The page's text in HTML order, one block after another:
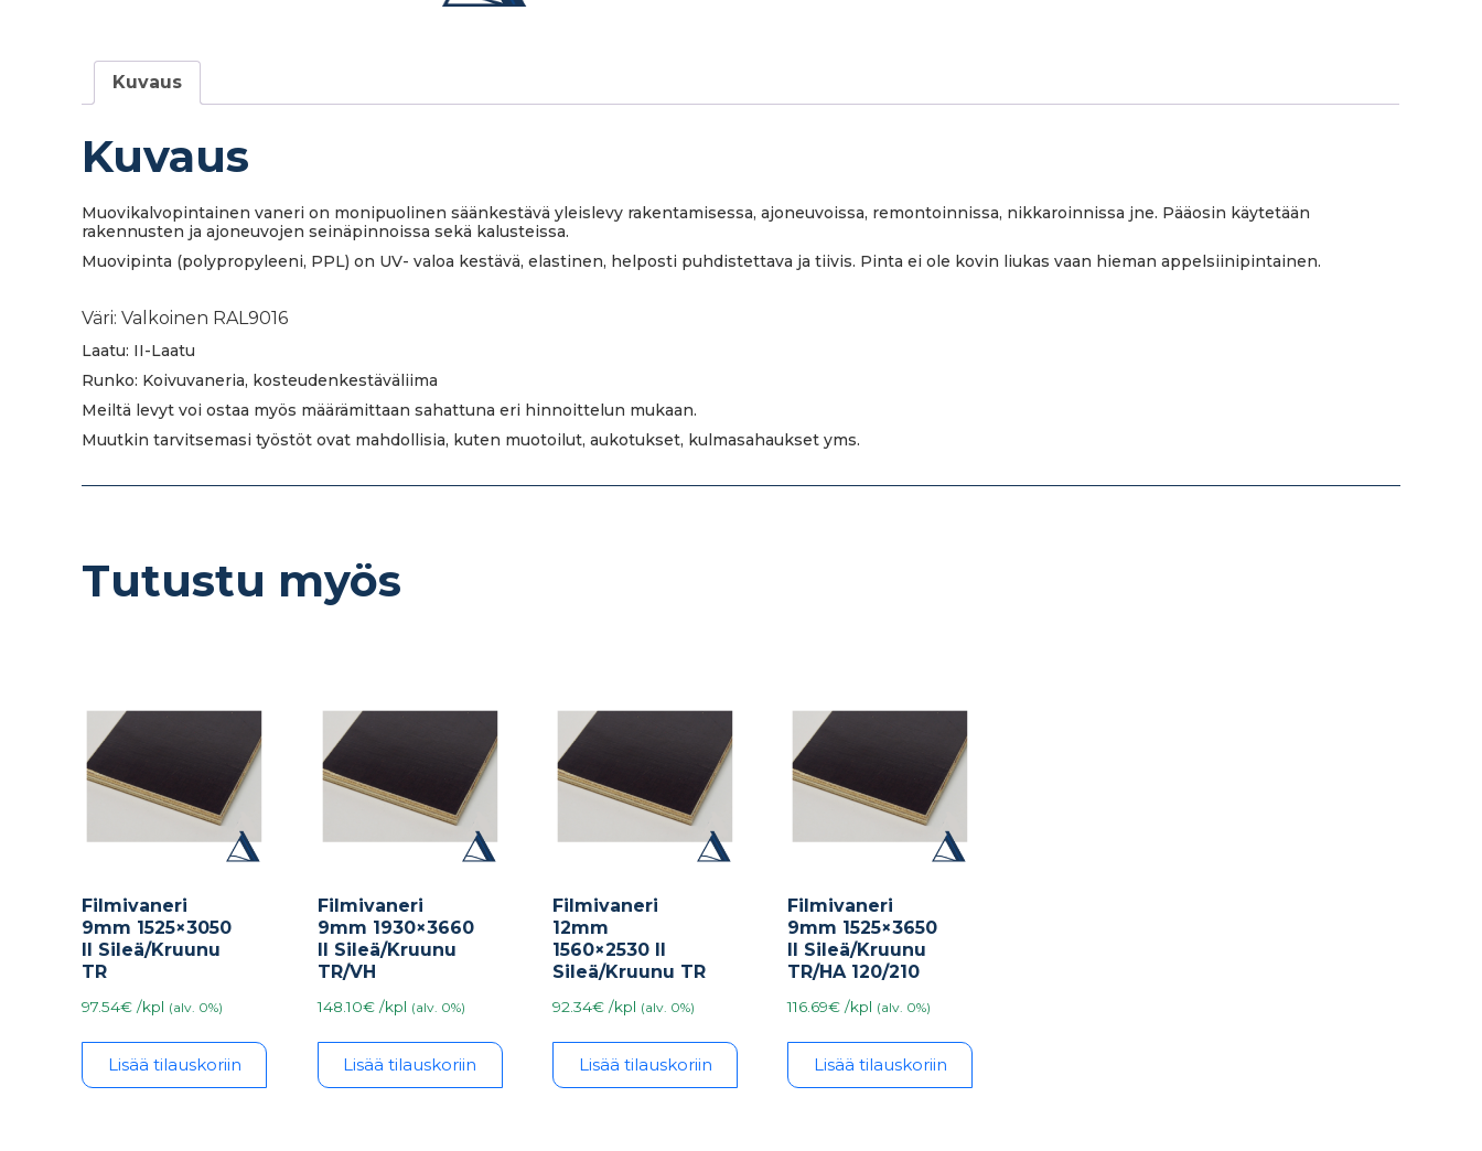
Kuvaus
Kuvaus
Muovikalvopintainen vaneri on monipuolinen säänkestävä yleislevy rakentamisessa, ajoneuvoissa, remontoinnissa, nikkaroinnissa jne. Pääosin käytetään
rakennusten ja ajoneuvojen seinäpinnoissa sekä kalusteissa.
Muovipinta (polypropyleeni, PPL) on UV- valoa kestävä, elastinen, helposti puhdistettava ja tiivis. Pinta ei ole kovin liukas vaan hieman appelsiinipintainen.
Väri: Valkoinen RAL9016
Laatu: II-Laatu
Runko: Koivuvaneria, kosteudenkestäväliima
Meiltä levyt voi ostaa myös määrämittaan sahattuna eri hinnoittelun mukaan.
Muutkin tarvitsemasi työstöt ovat mahdollisia, kuten muotoilut, aukotukset, kulmasahaukset yms.
Tutustu myös
Filmivaneri
9mm 1525×3050
II Sileä/Kruunu
TR
97.54€ /kpl (alv. 0%)
Lisää tilauskoriin
Filmivaneri
9mm 1930×3660
II Sileä/Kruunu
TR/VH
148.10€ /kpl (alv. 0%)
Lisää tilauskoriin
Filmivaneri
12mm
1560×2530 II
Sileä/Kruunu TR
92.34€ /kpl (alv. 0%)
Lisää tilauskoriin
Filmivaneri
9mm 1525×3650
II Sileä/Kruunu
TR/HA 120/210
116.69€ /kpl (alv. 0%)
Lisää tilauskoriin